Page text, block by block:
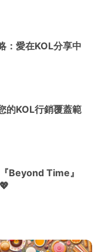
：愛在KOL分享中
的KOL行銷覆蓋範
Beyond Time』